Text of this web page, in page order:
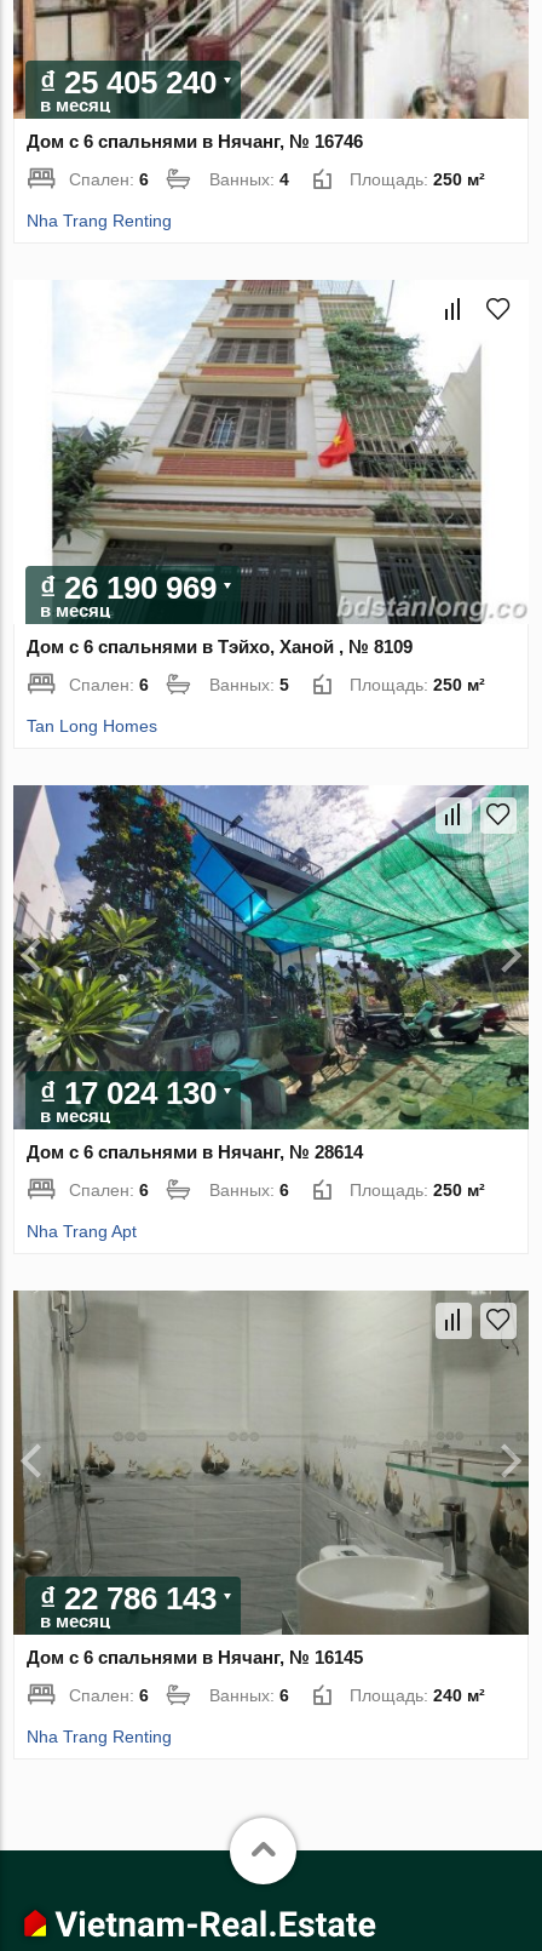
₫ 25 405 240
в месяц
Дом с 6 спальнями в Нячанг, № 16746
Спален:6 Ванных:4 Площадь:250 м²
Nha Trang Renting
₫ 26 190 969
в месяц
Дом с 6 спальнями в Тэйхо, Ханой , № 8109
Спален:6 Ванных:5 Площадь:250 м²
Tan Long Homes
₫ 17 024 130
в месяц
Дом с 6 спальнями в Нячанг, № 28614
Спален:6 Ванных:6 Площадь:250 м²
Nha Trang Apt
₫ 22 786 143
в месяц
Дом с 6 спальнями в Нячанг, № 16145
Спален:6 Ванных:6 Площадь:240 м²
Nha Trang Renting